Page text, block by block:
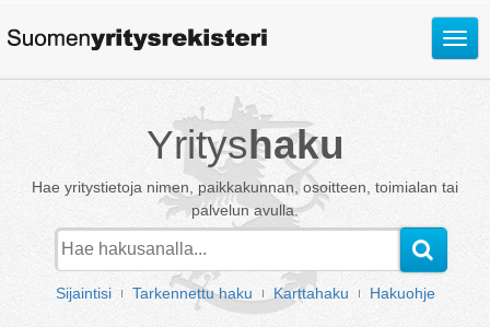
Avaa
Yrityshaku
Hae yritystietoja nimen, paikkakunnan, osoitteen, toimialan tai
palvelun avulla.
Sijaintisi Tarkennettu haku Karttahaku Hakuohje